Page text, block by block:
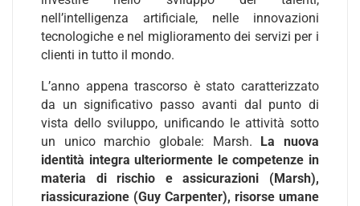
nell’intelligenza artificiale, nelle innovazioni
tecnologiche e nel miglioramento dei servizi per i
clienti in tutto il mondo.
L’anno appena trascorso è stato caratterizzato
da un significativo passo avanti dal punto di
vista dello sviluppo, unificando le attività sotto
un unico marchio globale: Marsh. La nuova
identità integra ulteriormente le competenze in
materia di rischio e assicurazioni (Marsh),
riassicurazione (Guy Carpenter), risorse umane